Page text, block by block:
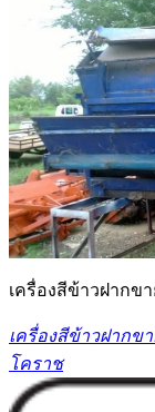
เครื่องสีข้าวฝากขา
เครื่องสีข้าวฝากข
โคราช